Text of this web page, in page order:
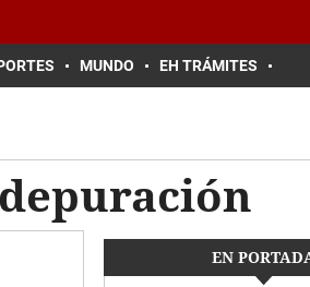
MUNDO EH TRÁMITES
EN